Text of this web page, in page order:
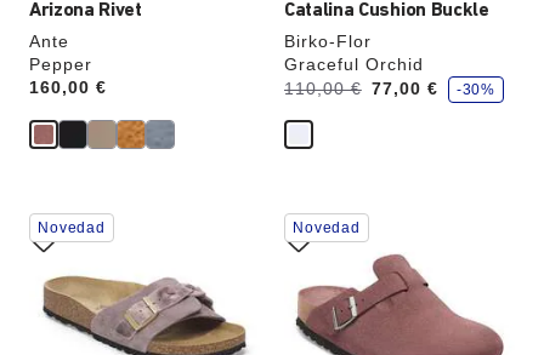
Arizona Rivet
Ante
Pepper
Price:
160,00 €
Catalina Cushion Buckle
Birko-Flor
Graceful Orchid
Antes:
110,00 €
ahora 77,00 €
a
h
r
r
-30%
La
imagen
del
producto
actualizará
Novedad
La
imagen
del
actualizará
Novedad